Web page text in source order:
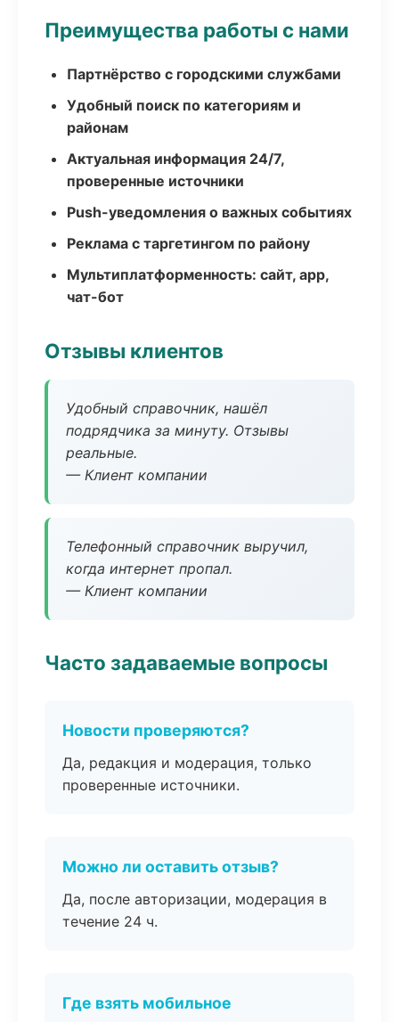
Преимущества работы с нами
Партнёрство с городскими службами
Удобный поиск по категориям и
районам
Актуальная информация 24/7,
проверенные источники
Push-уведомления о важных событиях
Реклама с таргетингом по району
Мультиплатформенность: сайт, app,
чат-бот
Отзывы клиентов
Удобный справочник, нашёл
подрядчика за минуту. Отзывы
реальные.
— Клиент компании
Телефонный справочник выручил,
когда интернет пропал.
— Клиент компании
Часто задаваемые вопросы
Новости проверяются?
Да, редакция и модерация, только
проверенные источники.
Можно ли оставить отзыв?
Да, после авторизации, модерация в
течение 24 ч.
Где взять мобильное